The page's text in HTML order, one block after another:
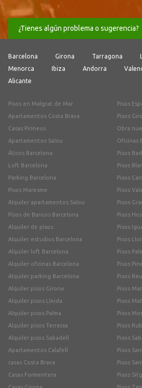
¿Tienes algún problema o sugerencia?
Barcelona Girona Tarragona
Menorca
Ibiza Andorra
Alicante
Pisos en Malgrat de Mar
Apartamentos Costa Brava
Casas Pirineos
Apartamentos Salou
Áticos Barcelona
Loft Barcelona
Parking Barcelona
Pisos Maresme
Alquiler apartamentos Salou
Pisos de Bancos Barcelona
Alquiler de pisos
Alquiler estudios Barcelona
Alquiler loft Barcelona
Alquiler oficinas Barcelona
Alquiler parking Barcelona
Alquiler pisos Girona
Alquiler pisos Lleida
Alquiler pisos Palma
Alquiler pisos Terrassa
Alquiler pisos Sabadell
Apartamentos Calafell
casas Costa Brava
Casas Formentera
Pisos
Pisos
Obra
Oficinas
Pisos
Pisos
Pisos
Pisos
Pisos
Pisos
Pisos
Pisos
Pisos
Pisos
Pisos
Pisos
Pisos
Pisos
Pisos
Pisos
Pisos
Pisos
Pisos